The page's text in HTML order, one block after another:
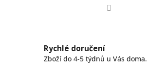
Rychlé doručení
Zboží do 4-5 týdnů u Vás doma.